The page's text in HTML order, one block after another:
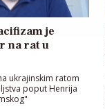
je
na rat u
ukrajinskim ratom
poput Henrija